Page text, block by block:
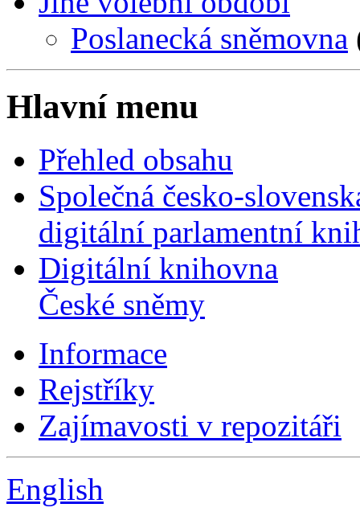
Poslanecká sněmovna
Hlavní menu
Přehled obsahu
Společná česko-
digitální parlamentní
Digitální knihovna
České sněmy
Informace
Rejstříky
Zajímavosti v repozitáři
English